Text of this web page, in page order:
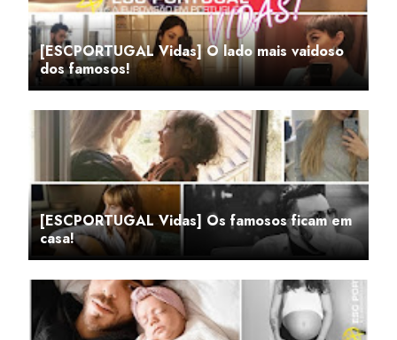
[ESCPORTUGAL Vidas] O lado mais vaidoso
dos famosos!
[ESCPORTUGAL Vidas] Os famosos ficam em
casa!